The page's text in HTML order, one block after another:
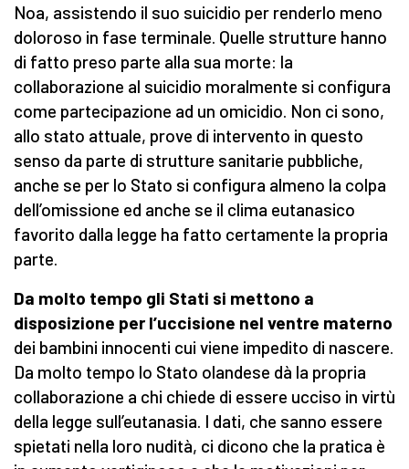
Noa, assistendo il suo suicidio per renderlo meno
doloroso in fase terminale. Quelle strutture hanno
di fatto preso parte alla sua morte: la
collaborazione al suicidio moralmente si configura
come partecipazione ad un omicidio. Non ci sono,
allo stato attuale, prove di intervento in questo
senso da parte di strutture sanitarie pubbliche,
anche se per lo Stato si configura almeno la colpa
dell’omissione ed anche se il clima eutanasico
favorito dalla legge ha fatto certamente la propria
parte.
Da molto tempo gli Stati si mettono a
disposizione per l’uccisione nel ventre materno
dei bambini innocenti cui viene impedito di nascere.
Da molto tempo lo Stato olandese dà la propria
collaborazione a chi chiede di essere ucciso in virtù
della legge sull’eutanasia. I dati, che sanno essere
spietati nella loro nudità, ci dicono che la pratica è